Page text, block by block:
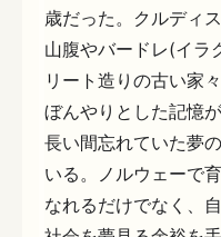
歳だった。クルディ
山腹やバードレ(イラ
リート造りの古い家
ぼんやりとした記憶
長い間忘れていた夢
いる。ノルウェーで
なれるだけでなく、